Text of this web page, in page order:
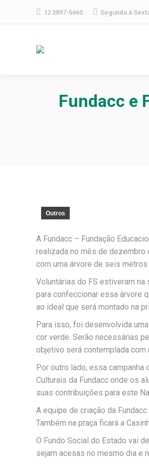
12 3897-5660 Segunda à
Fundacc e
Outros
A Fundacc – Fundação
realizada no mês de dezembro
com uma árvore de seis
Voluntárias do FS estiveram
para confeccionar essa árvore
ao ideal que será montado na
Para isso, foi desenvolvida
cor verde. Serão necessárias
objetivo será contemplada com
Por outro lado, essa campanha
Culturais da Fundacc onde os
suas contribuições para este
A equipe de criação da
Também na praça ficará a
O Fundo Social do Estado vai
sejam acesas no mesmo dia e